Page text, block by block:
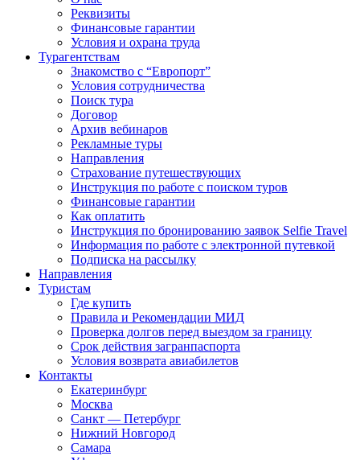
Реквизиты
Финансовые гарантии
Условия и охрана труда
Турагентствам
Знакомство с “Европорт”
Условия сотрудничества
Поиск тура
Договор
Архив вебинаров
Рекламные туры
Направления
Страхование путешествующих
Инструкция по работе с поиском туров
Финансовые гарантии
Как оплатить
Инструкция по бронированию заявок Selfie Travel
Информация по работе с электронной путевкой
Подписка на рассылку
Направления
Туристам
Где купить
Правила и Рекомендации МИД
Проверка долгов перед выездом за границу
Срок действия загранпаспорта
Условия возврата авиабилетов
Контакты
Екатеринбург
Москва
Санкт — Петербург
Нижний Новгород
Самара